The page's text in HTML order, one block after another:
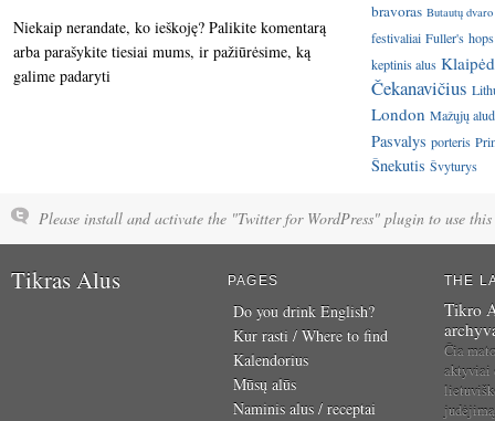
Niekaip nerandate, ko ieškoję? Palikite komentarą
arba parašykite tiesiai mums, ir pažiūrėsime, ką
galime padaryti
bravoras Butautų dvaro
festivaliai Fuller's hops
keptinis alus
Čekanavičius
London Mažųjų
Pasvalys porteris
Šnekutis Švyturys
Please install and activate the "Twitter for WordPress" plugin to use this
Tikras Alus PAGES
Do you drink English?
Kur rasti / Where to find
Kalendorius
Mūsų alūs
Naminis alus / receptai
THE
Tikro
Čia
aktyviai